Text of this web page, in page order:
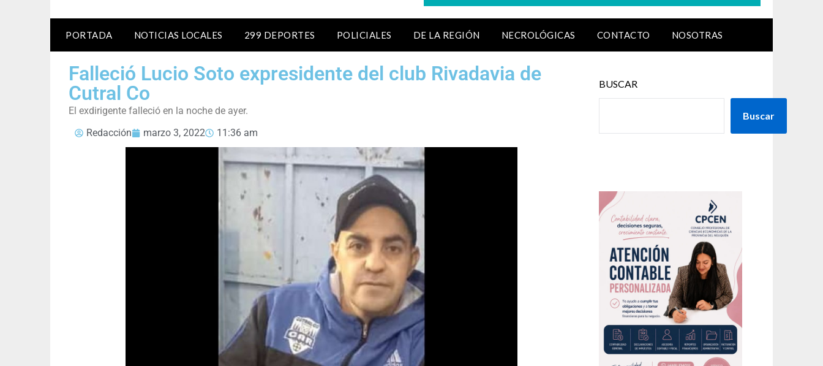
PORTADA NOTICIAS LOCALES 299 DEPORTES POLICIALES DE LA REGIÓN NECROLÓGICAS CONTACTO NOSOTRAS
Falleció Lucio Soto expresidente del club Rivadavia de
Cutral Co
El exdirigente falleció en la noche de ayer.
Redacción
marzo 3, 2022 11:36 am
BUSCAR
Buscar